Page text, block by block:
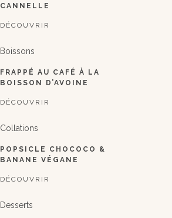
CANNELLE
DÉCOUVRIR
Boissons
FRAPPÉ AU CAFÉ À LA
BOISSON D’AVOINE
DÉCOUVRIR
Collations
POPSICLE CHOCOCO &
BANANE VÉGANE
DÉCOUVRIR
Desserts